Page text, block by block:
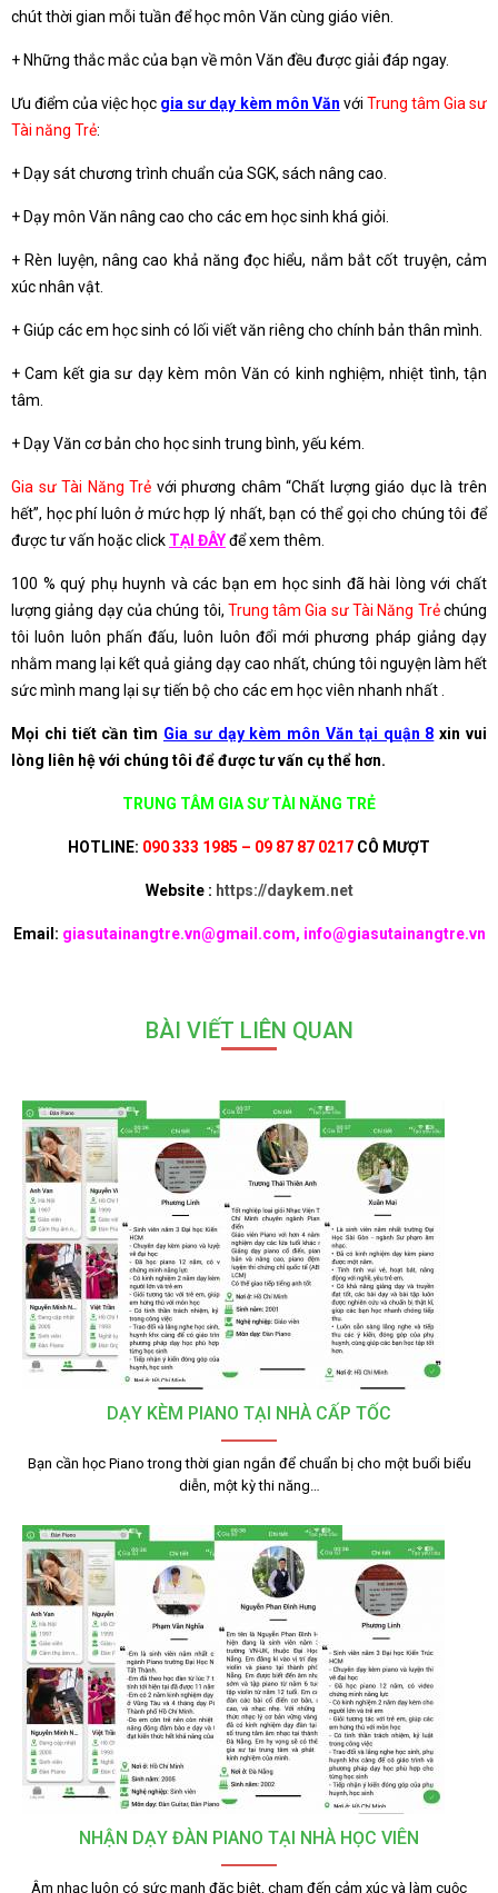
chút thời gian mỗi tuần để học môn Văn cùng giáo viên.
+ Những thắc mắc của bạn về môn Văn đều được giải đáp ngay.
Ưu điểm của việc học gia sư dạy kèm môn Văn với Trung tâm Gia sư
Tài năng Trẻ:
+ Dạy sát chương trình chuẩn của SGK, sách nâng cao.
+ Dạy môn Văn nâng cao cho các em học sinh khá giỏi.
+ Rèn luyện, nâng cao khả năng đọc hiểu, nắm bắt cốt truyện, cảm
xúc nhân vật.
+ Giúp các em học sinh có lối viết văn riêng cho chính bản thân mình.
+ Cam kết gia sư dạy kèm môn Văn có kinh nghiệm, nhiệt tình, tận
tâm.
+ Dạy Văn cơ bản cho học sinh trung bình, yếu kém.
Gia sư Tài Năng Trẻ với phương châm “Chất lượng giáo dục là trên
hết”, học phí luôn ở mức hợp lý nhất, bạn có thể gọi cho chúng tôi để
được tư vấn hoặc click TẠI ĐÂYđể xem thêm.
100 % quý phụ huynh và các bạn em học sinh đã hài lòng với chất
lượng giảng dạy của chúng tôi, Trung tâm Gia sư Tài Năng Trẻchúng
tôi luôn luôn phấn đấu, luôn luôn đổi mới phương pháp giảng dạy
nhằm mang lại kết quả giảng dạy cao nhất, chúng tôi nguyện làm hết
sức mình mang lại sự tiến bộ cho các em học viên nhanh nhất .
Mọi chi tiết cần tìm Gia sư dạy kèm môn Văn tại quận 8 xin vui
lòng liên hệ với chúng tôi để được tư vấn cụ thể hơn.
TRUNG TÂM GIA SƯ TÀI NĂNG TRẺ
HOTLINE: 090 333 1985 – 09 87 87 0217 CÔ MƯỢT
Website : https://daykem.net
Email: giasutainangtre.vn@gmail.com, info@giasutainangtre.vn
BÀI VIẾT LIÊN QUAN
DẠY KÈM PIANO TẠI NHÀ CẤP TỐC
Bạn cần học Piano trong thời gian ngắn để chuẩn bị cho một buổi biểu
diễn, một kỳ thi năng…
NHẬN DẠY ĐÀN PIANO TẠI NHÀ HỌC VIÊN
Âm nhạc luôn có sức mạnh đặc biệt, chạm đến cảm xúc và làm cuộc